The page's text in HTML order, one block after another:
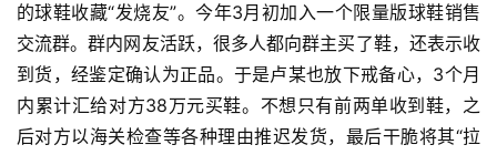
的球鞋收藏“发烧友”。今年3月初加入一个限量版球鞋销售
交流群。群内网友活跃，很多人都向群主买了鞋，还表示收
到货，经鉴定确认为正品。于是卢某也放下戒备心，3个月
内累计汇给对方38万元买鞋。不想只有前两单收到鞋，之
后对方以海关检查等各种理由推迟发货，最后干脆将其“拉